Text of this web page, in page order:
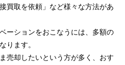
買取を依頼」など様々な方法があ
ーションをおこなうには、多額の
ります。
売却したいという方が多く、おす